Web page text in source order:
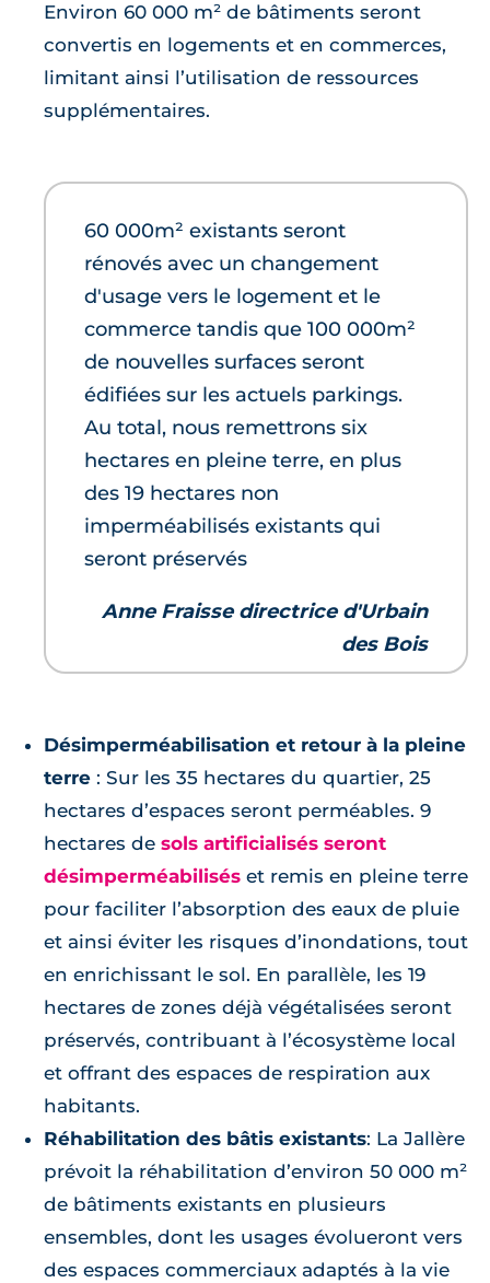
Environ 60 000 m² de bâtiments seront
convertis en logements et en commerces,
limitant ainsi l’utilisation de ressources
supplémentaires.
60 000m² existants seront
rénovés avec un changement
d'usage vers le logement et le
commerce tandis que 100 000m²
de nouvelles surfaces seront
édifiées sur les actuels parkings.
Au total, nous remettrons six
hectares en pleine terre, en plus
des 19 hectares non
imperméabilisés existants qui
seront préservés
Anne Fraisse directrice d'Urbain
des Bois
Désimperméabilisation et retour à la pleine
terre : Sur les 35 hectares du quartier, 25
hectares d’espaces seront perméables. 9
hectares de sols artificialisés seront
désimperméabilisés et remis en pleine terre
pour faciliter l’absorption des eaux de pluie
et ainsi éviter les risques d’inondations, tout
en enrichissant le sol. En parallèle, les 19
hectares de zones déjà végétalisées seront
préservés, contribuant à l’écosystème local
et offrant des espaces de respiration aux
habitants.
Réhabilitation des bâtis existants: La Jallère
prévoit la réhabilitation d’environ 50 000 m²
de bâtiments existants en plusieurs
ensembles, dont les usages évolueront vers
des espaces commerciaux adaptés à la vie